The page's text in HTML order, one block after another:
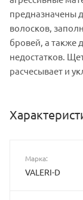
предназначены
волосков,
бровей, а также
недостатков.
расчесывает и
Марка:
VALERI-D